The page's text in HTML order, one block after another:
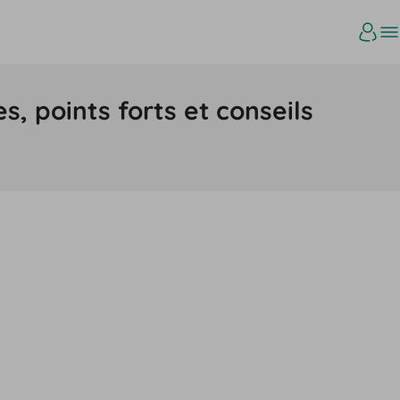
points forts et conseils